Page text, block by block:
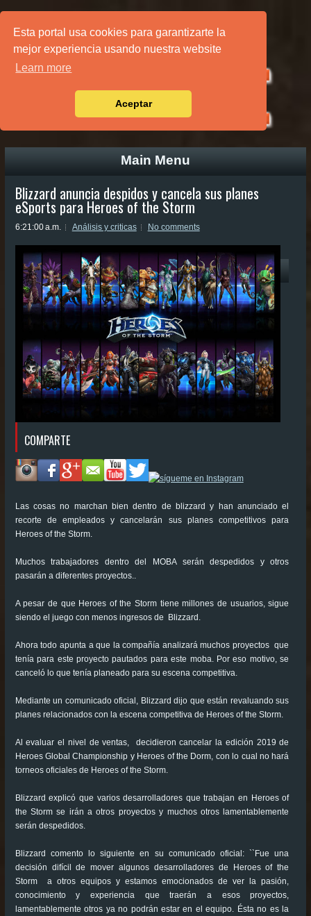
Esta portal usa cookies para garantizarte la
mejor experiencia usando nuestra website
Learn more
Aceptar
PÁGINA PRINCIPAL
Main Menu
Blizzard anuncia despidos y cancela sus planes
eSports para Heroes of the Storm
6:21:00 a.m. Análisis y criticas No comments
COMPARTE
Las cosas no marchan bien dentro de blizzard y han anunciado el
recorte de empleados y cancelarán sus planes competitivos para
Heroes of the Storm.
Muchos trabajadores dentro del MOBA serán despedidos y otros
pasarán a diferentes proyectos..
A pesar de que Heroes of the Storm tiene millones de usuarios, sigue
siendo el juego con menos ingresos de Blizzard.
Ahora todo apunta a que la compañía analizará muchos proyectos que
tenía para este proyecto pautados para este moba. Por eso motivo, se
canceló lo que tenía planeado para su escena competitiva.
Mediante un comunicado oficial, Blizzard dijo que están revaluando sus
planes relacionados con la escena competitiva de Heroes of the Storm.
Al evaluar el nivel de ventas, decidieron cancelar la edición 2019 de
Heroes Global Championship y Heroes of the Dorm, con lo cual no hará
torneos oficiales de Heroes of the Storm.
Blizzard explicó que varios desarrolladores que trabajan en Heroes of
the Storm se irán a otros proyectos y muchos otros lamentablemente
serán despedidos.
Blizzard comento lo siguiente en su comunicado oficial: ``Fue una
decisión difícil de mover algunos desarrolladores de Heroes of the
Storm a otros equipos y estamos emocionados de ver la pasión,
conocimiento y experiencia que traerán a esos proyectos,
lamentablemente otros ya no podrán estar en el equipo. Ésta no es la